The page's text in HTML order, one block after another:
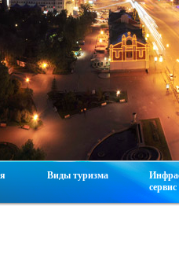
Виды туризма
сервис